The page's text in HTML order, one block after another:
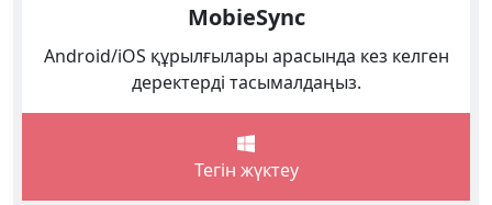
MobieSync
Android/iOS құрылғылары арасында кез келген
деректерді тасымалдаңыз.
Тегін жүктеу